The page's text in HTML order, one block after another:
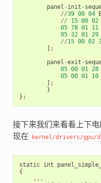
panel - init -
//39 00 04
//
15 00 02
05 78 01 11
05 32 01 29
//15 00 02
];
panel -exit -
05 00 01 28
05 00 01 10
];
}
};
接下来我们来看看上下
现在
kernel/drivers/gpu/
static int
{
    ...